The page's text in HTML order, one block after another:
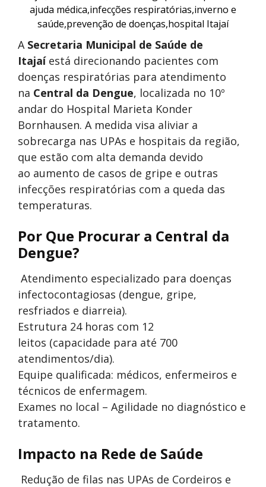
A Secretaria Municipal de Saúde de
Itajaíestá direcionando pacientes com
doenças respiratórias para atendimento
na Central da Dengue, localizada no 10º
andar do Hospital Marieta Konder
Bornhausen. A medida visa aliviar a
sobrecarga nas UPAs e hospitais da região,
que estão com alta demanda devido
ao aumento de casos de gripe e outras
infecções respiratórias com a queda das
temperaturas.
Por Que Procurar a Central da
Dengue?
Atendimento especializado para doenças
infectocontagiosas (dengue, gripe,
resfriados e diarreia).
Estrutura 24 horas com 12
leitos (capacidade para até 700
atendimentos/dia).
Equipe qualificada: médicos, enfermeiros e
técnicos de enfermagem.
Exames no local – Agilidade no diagnóstico e
tratamento.
Impacto na Rede de Saúde
Redução de filas nas UPAs de Cordeiros e